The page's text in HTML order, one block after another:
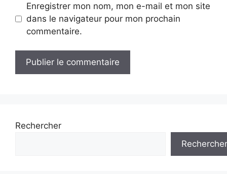
Enregistrer mon nom, mon e-mail et mon site
dans le navigateur pour mon prochain
commentaire.
Rechercher
Rechercher